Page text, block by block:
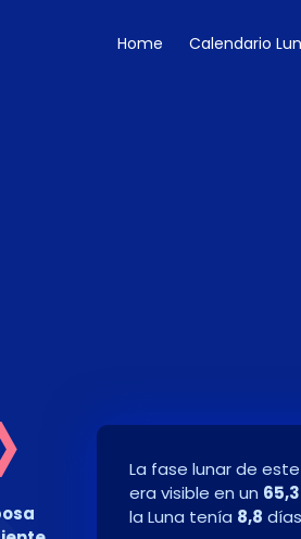
Home Calendario
La fase lunar de
era visible en un 65,3
la Luna tenía 8,8